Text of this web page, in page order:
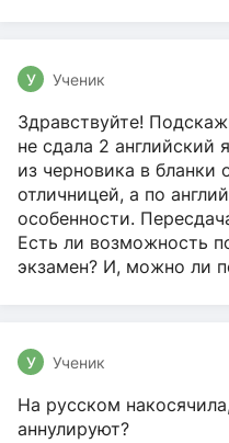
У Ученик
Здравствуйте!
не сдала 2 английский
из черновика в бланки
отличницей, а по
особенности.
Есть ли возможность
экзамен? И, можно ли
У Ученик
На русском
аннулируют?